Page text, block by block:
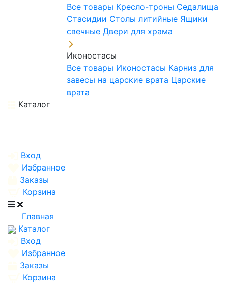
Все товары Кресло-троны Седалища
Стасидии Столы литийные Ящики
свечные Двери для храма
Иконостасы
Все товары Иконостасы Карниз для
завесы на царские врата Царские
врата
Каталог
Вход
Избранное
Заказы
Корзина
Главная
Каталог
Вход
Избранное
Заказы
Корзина